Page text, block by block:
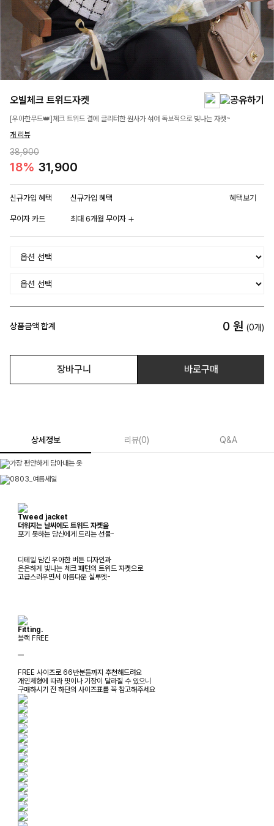
오빌체크 트위드자켓
[우아한무드👑]체크 트위드 결에 글리터한 원사가 섞여 독보적으로 빛나는 자켓~
개 리뷰
38,900
18% 31,900
신규가입 혜택 신규가입 혜택 혜택보기
무이자 카드 최대 6개월 무이자
상품금액 합계 0 원 (0개)
장바구니 바로구매
상세정보 리뷰(0) Q&A
Tweed jacket
더워지는 날씨에도 트위드 자켓을
포기 못하는 당신에게 드리는 선물-
디테일 담긴 우아한 버튼 디자인과
은은하게 빛나는 체크 패턴의 트위드 자켓으로
고급스러우면서 아름다운 실루엣-
Fitting.
블랙 FREE
ㅡ
FREE 사이즈로 66반분들까지 추천해드려요
개인체형에 따라 핏이나 기장이 달라질 수 있으니
구매하시기 전 하단의 사이즈표를 꼭 참고해주세요